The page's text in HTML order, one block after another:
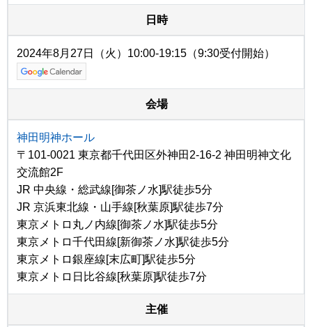
日時
2024年8月27日（火）10:00-19:15（9:30受付開始）
会場
神田明神ホール
〒101-0021 東京都千代田区外神田2-16-2 神田明神文化
交流館2F
JR 中央線・総武線[御茶ノ水]駅徒歩5分
JR 京浜東北線・山手線[秋葉原]駅徒歩7分
東京メトロ丸ノ内線[御茶ノ水]駅徒歩5分
東京メトロ千代田線[新御茶ノ水]駅徒歩5分
東京メトロ銀座線[末広町]駅徒歩5分
東京メトロ日比谷線[秋葉原]駅徒歩7分
主催